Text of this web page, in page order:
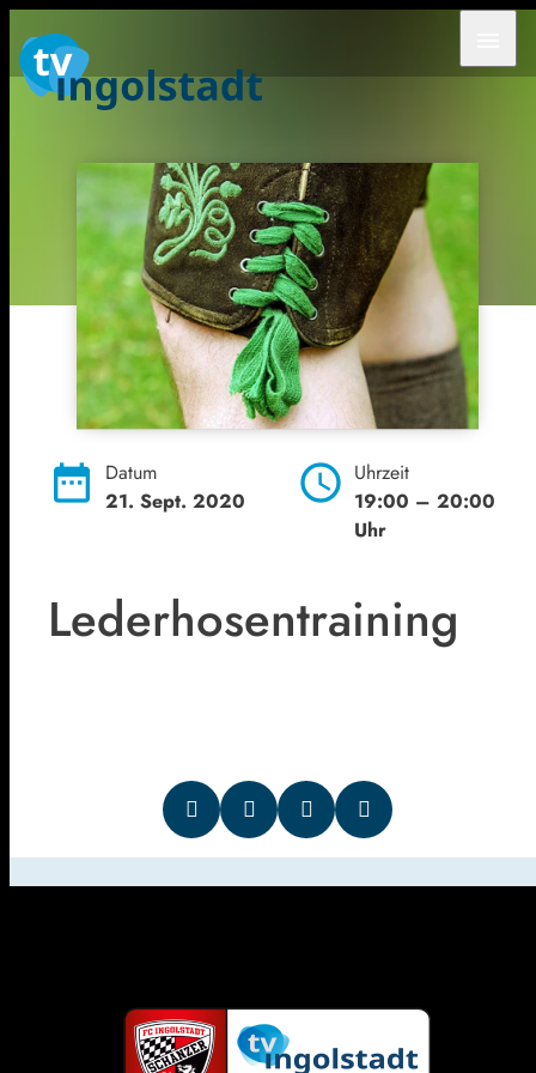
date_range
Datum
21. Sept. 2020
schedule Uhrzeit
19:00 – 20:00
Uhr
Lederhosentraining